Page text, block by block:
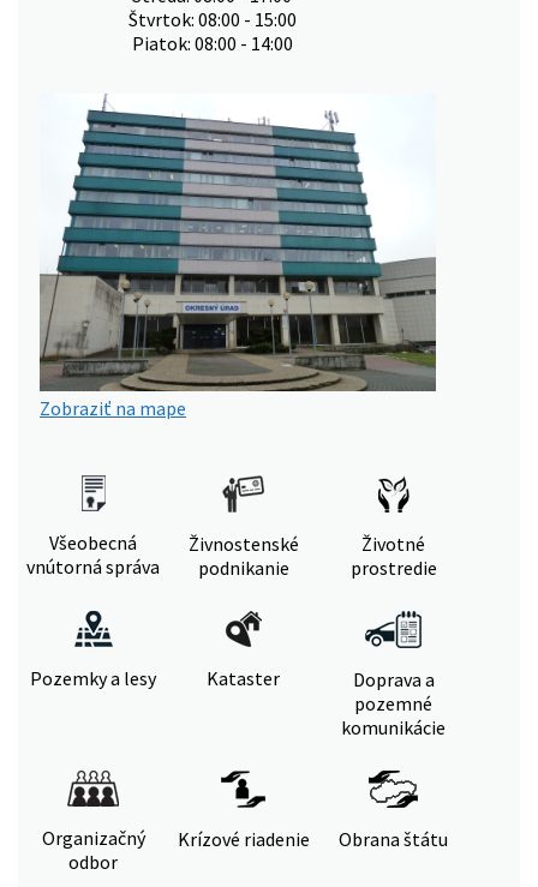
Štvrtok: 08:00 - 15:00
Piatok: 08:00 - 14:00
Zobraziť na mape
Všeobecná
vnútorná správa
Živnostenské
podnikanie
Životné
prostredie
Pozemky a lesy Kataster
Doprava a
pozemné
komunikácie
Organizačný
odbor
Krízové riadenie Obrana štátu